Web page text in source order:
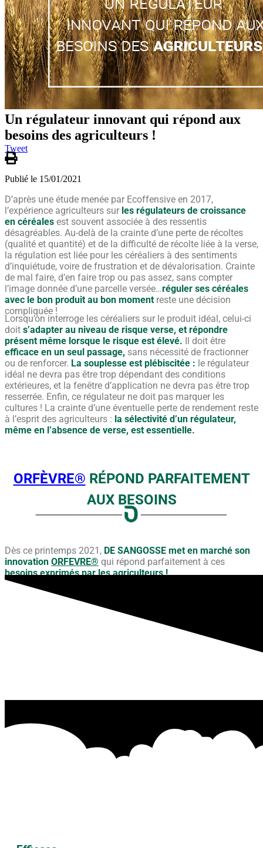
Un régulateur innovant qui répond aux
besoins des agriculteurs !
Tweet
Publié le 15/01/2021
D’après une étude menée par Ecoffensive en 2017,
l’expérience agriculteurs sur les régulateurs de croissance
en céréales est souvent associée à des ressentis
désagréables. Au-delà de la crainte d’une perte de récoltes
(qualité et quantité) et de la difficulté de récolte liée à la verse,
la régulation est liée pour les céréaliers à des sentiments
d’inquiétude, voire de frustration et de dévalorisation. Crainte
de mal faire, d’en faire trop ou pas assez, sans compter
l’image donnée d’une parcelle versée…réguler ses céréales
avec le bon produit au bon moment reste une décision
compliquée !
Lorsqu’on interroge les céréaliers sur le produit idéal, celui-ci
doit s’adapter au niveau de risque verse, et répondre
présent même lorsque le risque est élevé. Il doit être
efficace en un seul passage, sans nécessité de fractionner
ou de renforcer. La souplesse est plébiscitée : le régulateur
idéal ne devra pas être trop dépendant des conditions
extérieures, et la fenêtre d’application ne devra pas être trop
resserrée. Enfin, ce régulateur ne doit pas marquer les
cultures ! La crainte d’une éventuelle perte de rendement reste
à l’esprit des agriculteurs : la sélectivité d’un régulateur,
même en l’absence de verse, est essentielle.
ORFÈVRE® RÉPOND PARFAITEMENT
AUX BESOINS
Dès ce printemps 2021, DE SANGOSSE met en marché son
innovation ORFEVRE® qui répond parfaitement à ces
besoins exprimés par les agriculteurs !